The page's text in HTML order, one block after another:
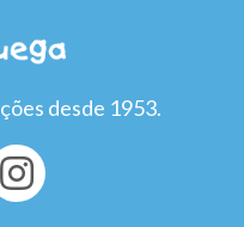
desde 1953.